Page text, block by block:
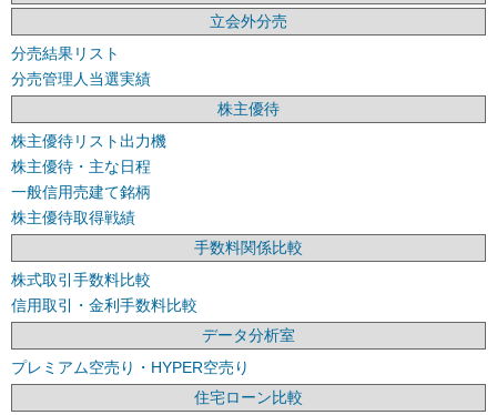
立会外分売
分売結果リスト
分売管理人当選実績
株主優待
株主優待リスト出力機
株主優待・主な日程
一般信用売建て銘柄
株主優待取得戦績
手数料関係比較
株式取引手数料比較
信用取引・金利手数料比較
データ分析室
プレミアム空売り・HYPER空売り
住宅ローン比較